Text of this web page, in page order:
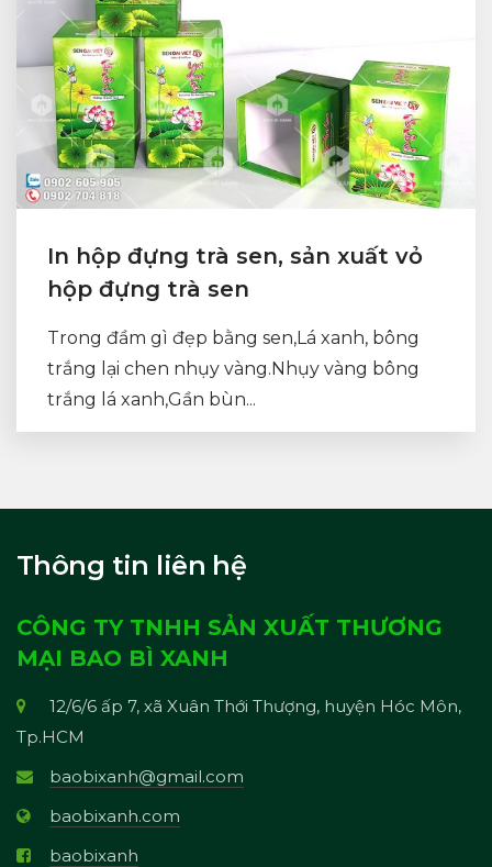
In hộp đựng trà sen, sản xuất vỏ
hộp đựng trà sen
Trong đầm gì đẹp bằng sen,Lá xanh, bông
trắng lại chen nhụy vàng.Nhụy vàng bông
trắng lá xanh,Gần bùn...
Thông tin liên hệ
CÔNG TY TNHH SẢN XUẤT THƯƠNG
MẠI BAO BÌ XANH
12/6/6 ấp 7, xã Xuân Thới Thượng, huyện Hóc Môn,
Tp.HCM
baobixanh@gmail.com
baobixanh.com
baobixanh